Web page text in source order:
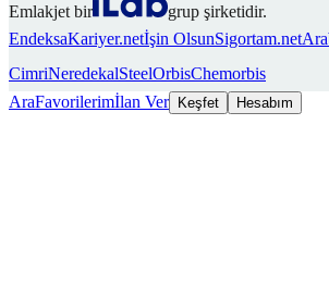
Emlakjet bir
grup şirketidir.
EndeksaKariyer.netİşin OlsunSigortam.net
CimriNeredekalSteelOrbisChemorbis
AraFavorilerimİlan Ver Keşfet Hesabım